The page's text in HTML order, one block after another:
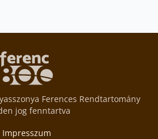
Ferences Rendtartomány
jog fenntartva
Impresszum